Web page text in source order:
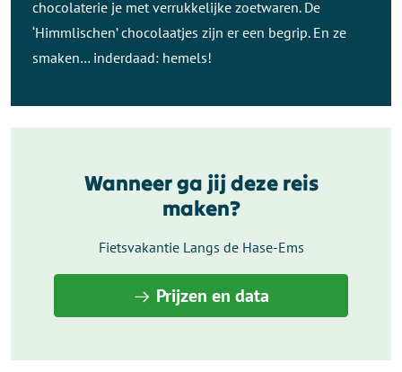
chocolaterie je met verrukkelijke zoetwaren. De
‘Himmlischen’ chocolaatjes zijn er een begrip. En ze
smaken… inderdaad: hemels!
Wanneer ga jij deze reis
maken?
Fietsvakantie Langs de Hase-Ems
Prijzen en data